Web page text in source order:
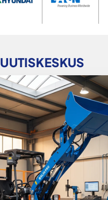
UUTISKESKUS